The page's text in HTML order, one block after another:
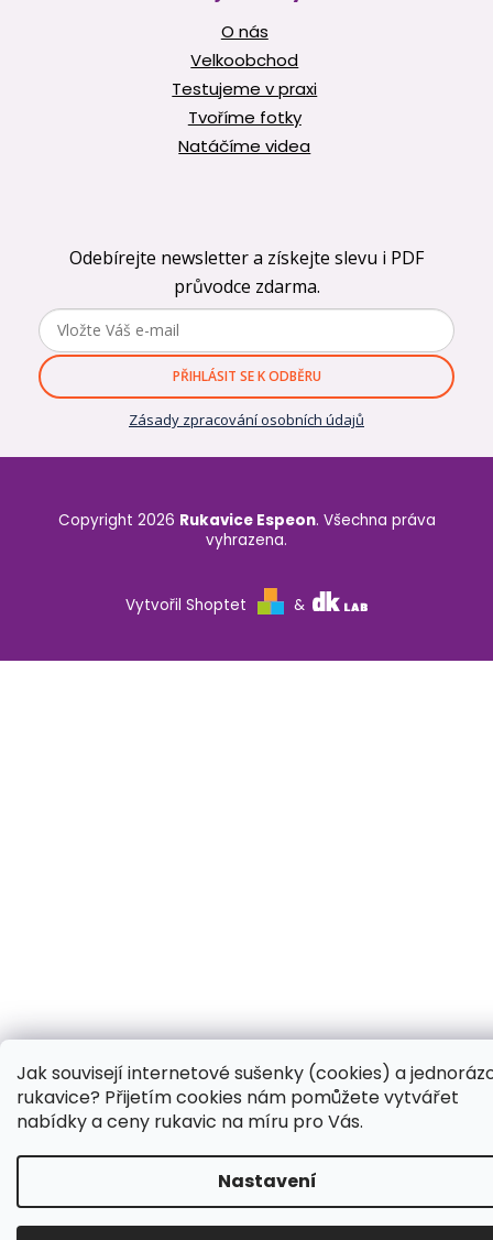
Jak souvisejí internetové sušenky (cookies) a
rukavice? Přijetím cookies nám pomůžete vytvářet
nabídky a ceny rukavic na míru pro Vás.
Nastavení
O nás
Velkoobchod
Testujeme v praxi
Tvoříme fotky
Natáčíme videa
Odebírejte newsletter a získejte slevu i PDF
průvodce zdarma.
PŘIHLÁSIT SE K ODBĚRU
Zásady zpracování osobních údajů
Vytvořil Shoptet &
Copyright 2026 Rukavice Espeon. Všechna práva
vyhrazena.